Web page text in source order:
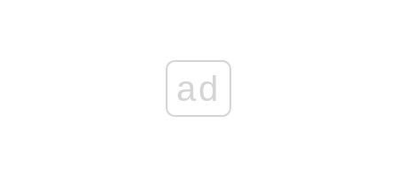
ad